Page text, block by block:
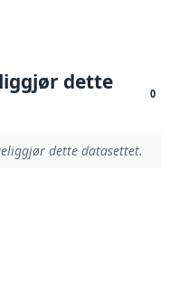
dette
0
dette datasettet.